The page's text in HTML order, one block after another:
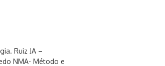
Ruiz JA –
NMA- Método e